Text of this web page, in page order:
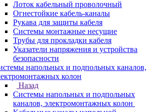
Лоток кабельный проволочный
Огнестойкие кабель-каналы
Рукава для защиты кабеля
Системы монтажные несущие
Трубы для прокладки кабеля
Указатели напряжения и устройства
безопасности
напольных и подпольных каналов,
колон
Назад
Системы напольных и подпольных
каналов, электромонтажных колон